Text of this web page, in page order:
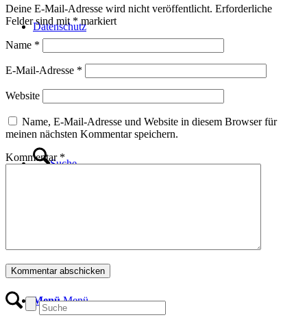
Datenschutz
Suche
Menü Menü
Deine E-Mail-Adresse wird nicht veröffentlicht. Erforderliche
Felder sind mit *markiert
Name *
E-Mail-Adresse *
Website
Name, E-Mail-Adresse und Website in diesem Browser für
meinen nächsten Kommentar speichern.
Kommentar *